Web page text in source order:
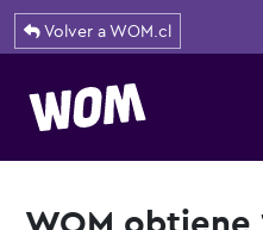
Volver a WOM.cl
Navegación